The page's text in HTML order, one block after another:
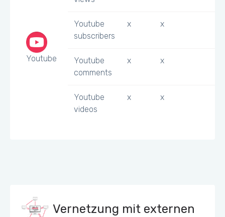
Youtube
Youtube
subscribers
x x
Youtube
comments
x x
Youtube
videos
x x
Vernetzung mit externen